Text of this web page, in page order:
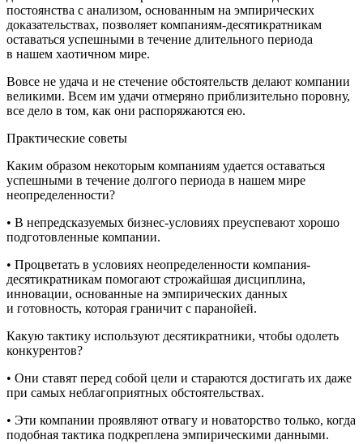
постоянства с анализом, основанным на эмпирических
доказательствах, позволяет компаниям-десятикратникам
оставаться успешными в течение длительного периода
в нашем хаотичном мире.
Вовсе не удача и не стечение обстоятельств делают компании
великими. Всем им удачи отмеряно приблизительно поровну,
все дело в том, как они распоряжаются ею.
Практические советы
Каким образом некоторым компаниям удается оставаться
успешными в течение долгого периода в нашем мире
неопределенности?
• В непредсказуемых бизнес-условиях преуспевают хорошо
подготовленные компании.
• Процветать в условиях неопределенности компания-
десятикратникам помогают строжайшая дисциплина,
инновации, основанные на эмпирических данных
и готовность, которая граничит с паранойей.
Какую тактику используют десятикратники, чтобы одолеть
конкурентов?
• Они ставят перед собой цели и стараются достигать их даже
при самых неблагоприятных обстоятельствах.
• Эти компании проявляют отвагу и новаторство только, когда
подобная тактика подкреплена эмпирическими данными.